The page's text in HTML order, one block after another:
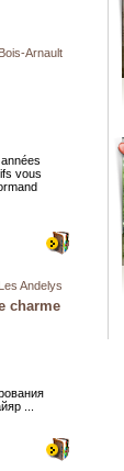
Arnault
vous
Andelys
charme
...